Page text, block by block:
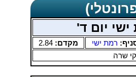
יום ד'
רמת ישי מקדם: 2.84
שרה